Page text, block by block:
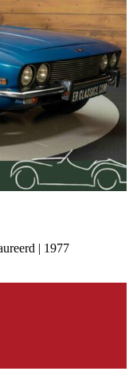
| 1977